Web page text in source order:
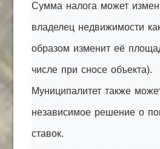
Сумма налога может
владелец недвижимости
образом изменит её
числе при сносе объекта).
Муниципалитет также
независимое решение о
ставок.